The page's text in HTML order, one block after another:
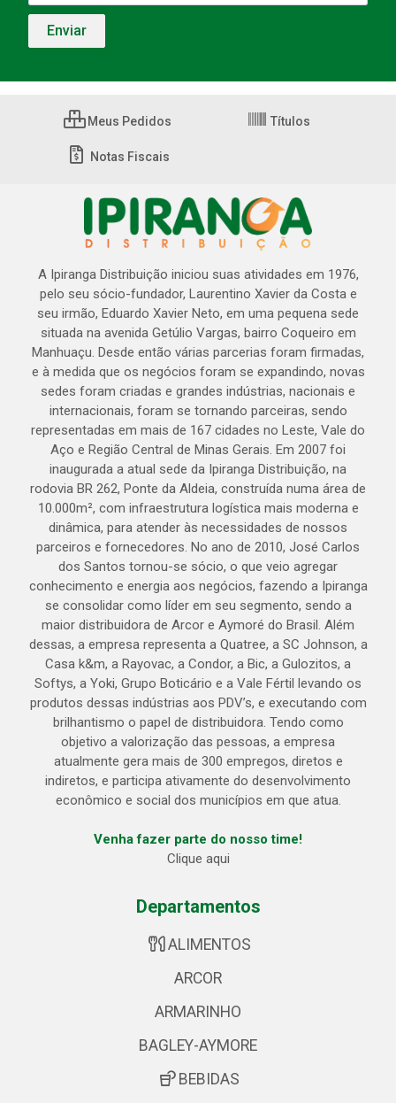
Meus Pedidos Títulos
Notas Fiscais
A Ipiranga Distribuição iniciou suas atividades em 1976,
pelo seu sócio-fundador, Laurentino Xavier da Costa e
seu irmão, Eduardo Xavier Neto, em uma pequena sede
situada na avenida Getúlio Vargas, bairro Coqueiro em
Manhuaçu. Desde então várias parcerias foram firmadas,
e à medida que os negócios foram se expandindo, novas
sedes foram criadas e grandes indústrias, nacionais e
internacionais, foram se tornando parceiras, sendo
representadas em mais de 167 cidades no Leste, Vale do
Aço e Região Central de Minas Gerais. Em 2007 foi
inaugurada a atual sede da Ipiranga Distribuição, na
rodovia BR 262, Ponte da Aldeia, construída numa área de
10.000m², com infraestrutura logística mais moderna e
dinâmica, para atender às necessidades de nossos
parceiros e fornecedores. No ano de 2010, José Carlos
dos Santos tornou-se sócio, o que veio agregar
conhecimento e energia aos negócios, fazendo a Ipiranga
se consolidar como líder em seu segmento, sendo a
maior distribuidora de Arcor e Aymoré do Brasil. Além
dessas, a empresa representa a Quatree, a SC Johnson, a
Casa k&m, a Rayovac, a Condor, a Bic, a Gulozitos, a
Softys, a Yoki, Grupo Boticário e a Vale Fértil levando os
produtos dessas indústrias aos PDV’s, e executando com
brilhantismo o papel de distribuidora. Tendo como
objetivo a valorização das pessoas, a empresa
atualmente gera mais de 300 empregos, diretos e
indiretos, e participa ativamente do desenvolvimento
econômico e social dos municípios em que atua.
Venha fazer parte do nosso time!
Clique aqui
Departamentos
ALIMENTOS
ARCOR
ARMARINHO
BAGLEY-AYMORE
BEBIDAS